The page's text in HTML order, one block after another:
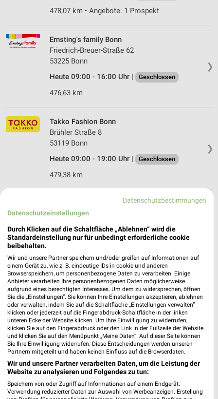
478,07 km • Angebote: 1 Prospekt
❯
Ernsting's family Bonn
Friedrich-Breuer-Straße 62
53225 Bonn
Heute 09:00 - 16:00 Uhr |
Geschlossen
476,63 km
❯
Takko Fashion Bonn
Brühler Straße 8
53119 Bonn
Heute 09:00 - 19:00 Uhr |
Geschlossen
479,38 km
Tchibo Filiale mit Kaffee Bar Bonn
Friedrich-Breuer-Strasse 81
53225 Bonn
Heute 09:00 - 18:00 Uhr | Geschlossen
476,52 km • Angebote: 5 Prospekte
Ernsting's family Bonn-Endenich
Erich-Hoffmann-Str. 12
53121 Bonn-Endenich
Heute 08:00 - 18:00 Uhr | Geschlossen
480,50 km
KiK Bonn Endenich
Erich-Hoffmann-Straße 12 b
53121 Bonn Endenich
Datenschutzbestimmungen
Datenschutzeinstellungen
Durch Klicken auf die Schaltfläche „Ablehnen“ wird die
Standardeinstellung nur für unbedingt erforderliche cookie
beibehalten.
Wir und unsere Partner speichern und/oder greifen auf Informationen auf
einem Gerät zu, wie z. B. eindeutige IDs in cookie und anderen
Browserspeichern, um personenbezogene Daten zu verarbeiten. Einige
Anbieter verarbeiten Ihre personenbezogenen Daten möglicherweise
aufgrund eines berechtigten Interesses. Um dem zu widersprechen, öffnen
Sie die „Einstellungen“. Sie können Ihre Einstellungen akzeptieren, ablehnen
oder verwalten, indem Sie auf die Schaltfläche „Einstellungen verwalten“
klicken oder jederzeit auf die Fingerabdruck-Schaltfläche in der linken
unteren Ecke der Website klicken. Um Ihre Einwilligung zu widerrufen,
klicken Sie auf den Fingerabdruck oder den Link in der Fußzeile der Website
und klicken Sie auf den Menüpunkt „Meine Daten“. Auf dieser Seite können
Sie Ihre Einwilligung widerrufen. Diese Entscheidungen werden unseren
Partnern mitgeteilt und haben keinen Einfluss auf die Browserdaten.
Wir und unsere Partner verarbeiten Daten, um die Leistung der
Website zu analysieren und Folgendes zu tun:
Speichern von oder Zugriff auf Informationen auf einem Endgerät.
Verwendung reduzierter Daten zur Auswahl von Werbeanzeigen. Erstellung